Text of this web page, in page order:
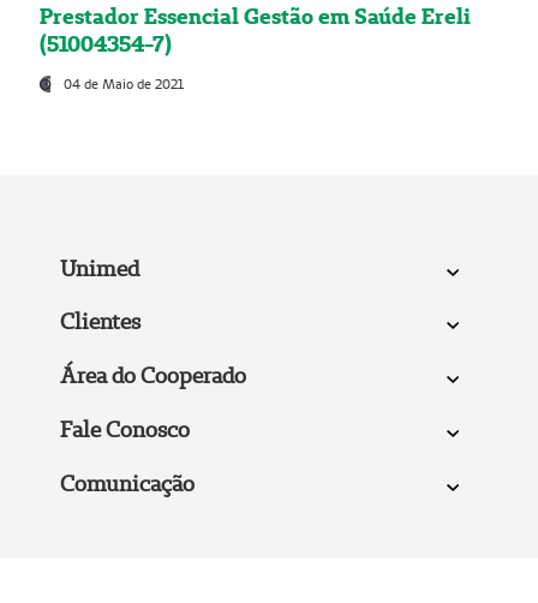
Prestador Essencial Gestão em Saúde Ereli
(51004354-7)
04 de Maio de 2021
Unimed
Clientes
Área do Cooperado
Fale Conosco
Comunicação